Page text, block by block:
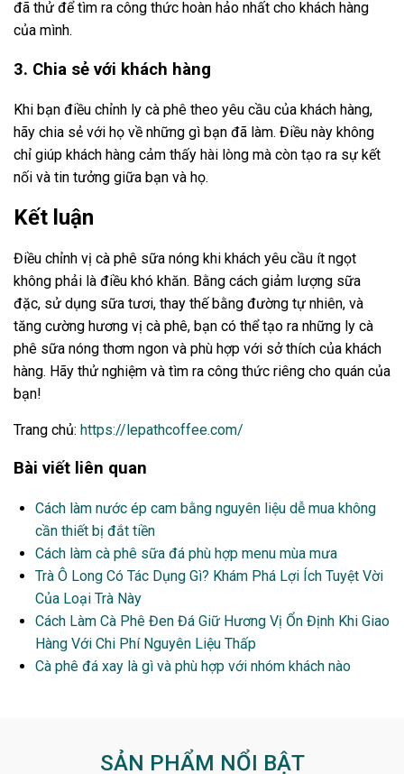
đã thử để tìm ra công thức hoàn hảo nhất cho khách hàng
của mình.
3. Chia sẻ với khách hàng
Khi bạn điều chỉnh ly cà phê theo yêu cầu của khách hàng,
hãy chia sẻ với họ về những gì bạn đã làm. Điều này không
chỉ giúp khách hàng cảm thấy hài lòng mà còn tạo ra sự kết
nối và tin tưởng giữa bạn và họ.
Kết luận
Điều chỉnh vị cà phê sữa nóng khi khách yêu cầu ít ngọt
không phải là điều khó khăn. Bằng cách giảm lượng sữa
đặc, sử dụng sữa tươi, thay thế bằng đường tự nhiên, và
tăng cường hương vị cà phê, bạn có thể tạo ra những ly cà
phê sữa nóng thơm ngon và phù hợp với sở thích của khách
hàng. Hãy thử nghiệm và tìm ra công thức riêng cho quán của
bạn!
Trang chủ: https://lepathcoffee.com/
Bài viết liên quan
Cách làm nước ép cam bằng nguyên liệu dễ mua không
cần thiết bị đắt tiền
Cách làm cà phê sữa đá phù hợp menu mùa mưa
Trà Ô Long Có Tác Dụng Gì? Khám Phá Lợi Ích Tuyệt Vời
Của Loại Trà Này
Cách Làm Cà Phê Đen Đá Giữ Hương Vị Ổn Định Khi Giao
Hàng Với Chi Phí Nguyên Liệu Thấp
Cà phê đá xay là gì và phù hợp với nhóm khách nào
SẢN PHẨM NỔI BẬT